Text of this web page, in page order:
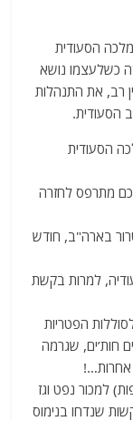
הסעודית
כשלעצמו נושא
רב, את התנהלות
הסעודית.
הסעודית
מתרפס לחזרה
בארה"ב, חודש
למרות בקשת
הפטריות
חות’ים, שגרמה
אחרות…!
למכור נפט וגז
שנדחו בנימוס